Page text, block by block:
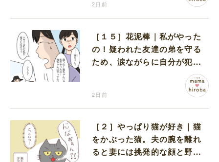
2日前
［１５］花泥棒｜私がやった
の！疑われた友達の弟を守る
ため、涙ながらに自分が犯人
2日前
［２］やっぱり猫が好き｜猫
をかぶった猫。夫の腕を離れ
ると妻には挑発的な顔と野太